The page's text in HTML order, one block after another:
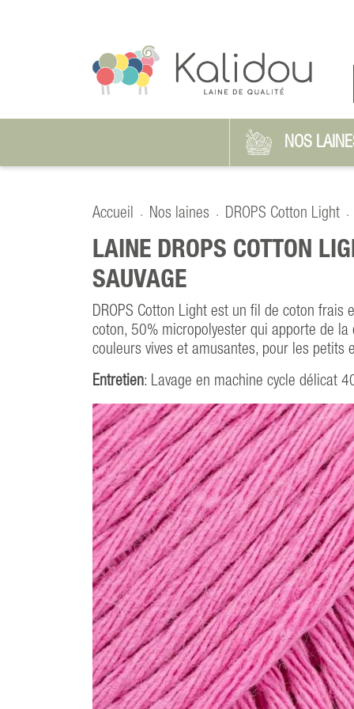
NOS
Accueil Nos laines DROPS Cotton Light
LAINE DROPS COTTON
SAUVAGE
DROPS Cotton Light est un fil de coton frais
coton, 50% micropolyester qui apporte de la
couleurs vives et amusantes, pour les petits
Entretien: Lavage en machine cycle délicat